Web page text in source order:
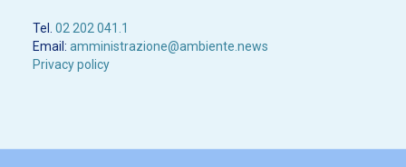
Tel. 02 202 041.1
Email: amministrazione@ambiente.news
Privacy policy